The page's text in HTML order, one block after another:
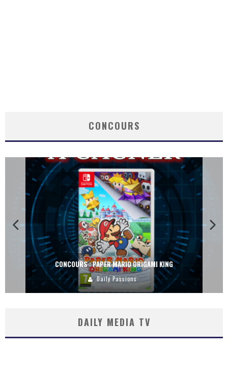
CONCOURS
CONCOURS : PAPER MARIO ORIGAMI KING
Daily Passions
DAILY MEDIA TV